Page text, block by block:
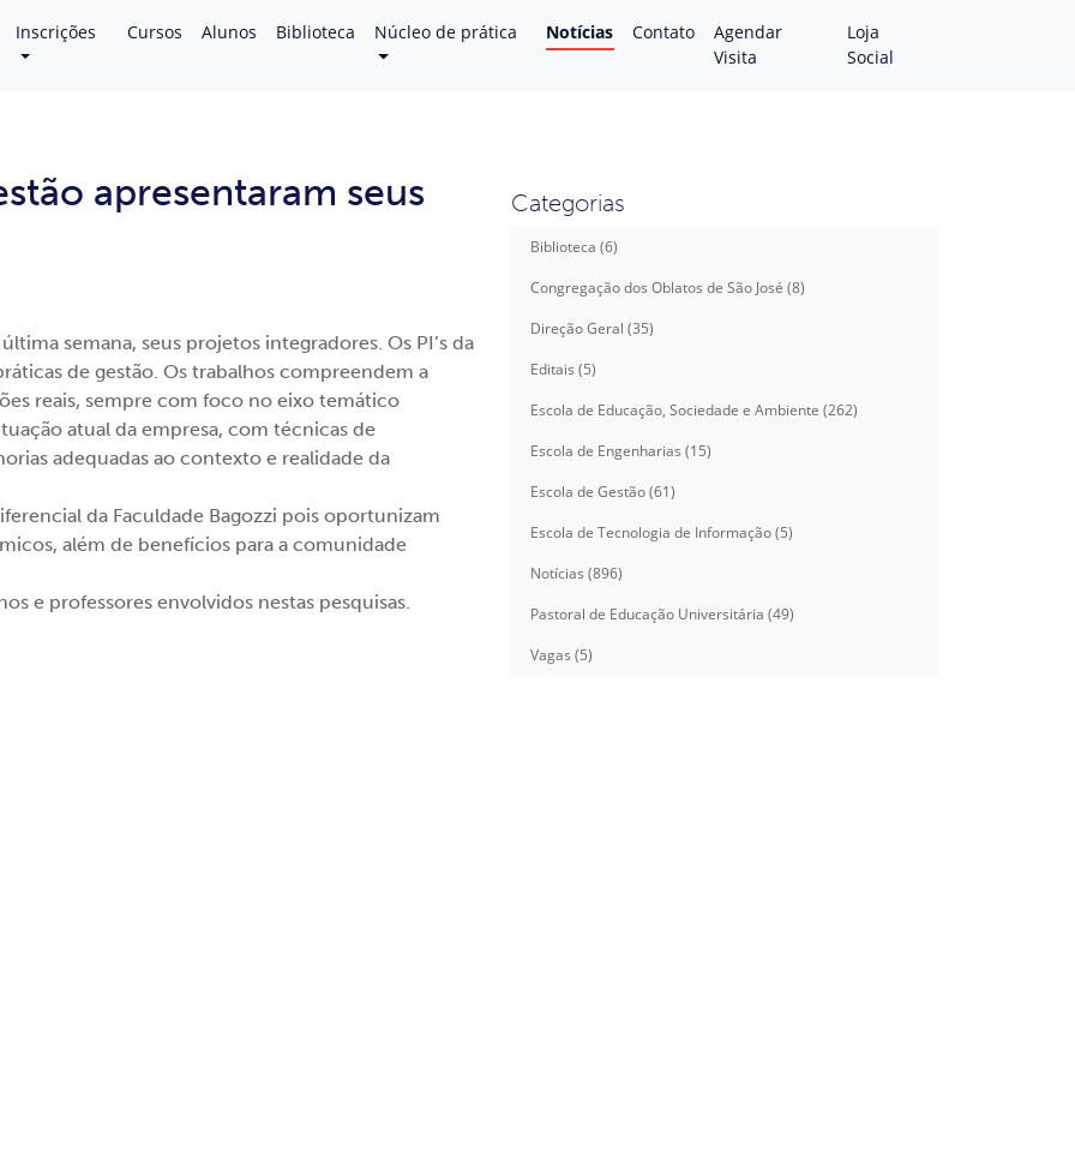
Inscrições Cursos Alunos Biblioteca Núcleo de prática Notícias Contato
Agendar
Visita
Loja
Social
apresentaram seus
semana, seus projetos integradores. Os PI’s da
de gestão. Os trabalhos compreendem a
reais, sempre com foco no eixo temático
atual da empresa, com técnicas de
adequadas ao contexto e realidade da
da Faculdade Bagozzi pois oportunizam
além de benefícios para a comunidade
e professores envolvidos nestas pesquisas.
Categorias
Biblioteca (6)
Congregação dos Oblatos de São José (8)
Direção Geral (35)
Editais (5)
Escola de Educação, Sociedade e Ambiente (262)
Escola de Engenharias (15)
Escola de Gestão (61)
Escola de Tecnologia de Informação (5)
Notícias (896)
Pastoral de Educação Universitária (49)
Vagas (5)